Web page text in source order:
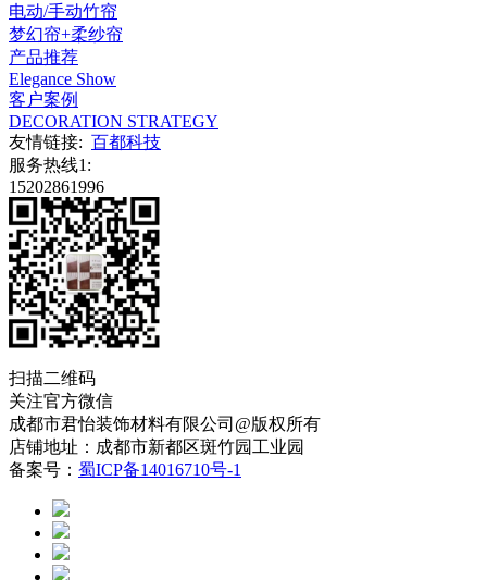
电动/手动竹帘
梦幻帘+柔纱帘
产品推荐
Elegance Show
客户案例
DECORATION STRATEGY
友情链接: 百都科技
服务热线1:
15202861996
扫描二维码
关注官方微信
成都市君怡装饰材料有限公司@版权所有
店铺地址：成都市新都区斑竹园工业园
备案号： 蜀ICP备14016710号-1